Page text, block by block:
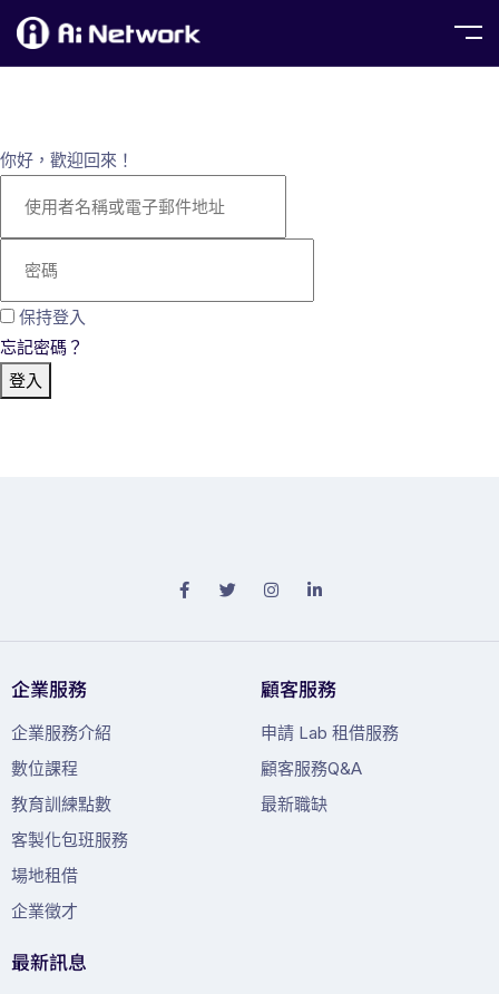
你好，歡迎回來！
保持登入
忘記密碼？
登入
企業服務
企業服務介紹
數位課程
教育訓練點數
客製化包班服務
場地租借
企業徵才
顧客服務
申請 Lab 租借服務
顧客服務Q&A
最新職缺
最新訊息